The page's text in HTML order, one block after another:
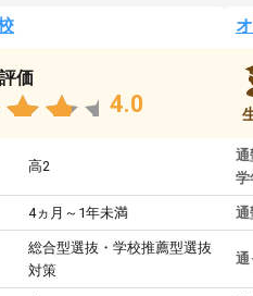
価
4.0
高2
4ヵ月～1年未満
総合型選抜・学校推薦型選抜
対策
通
学
通
通